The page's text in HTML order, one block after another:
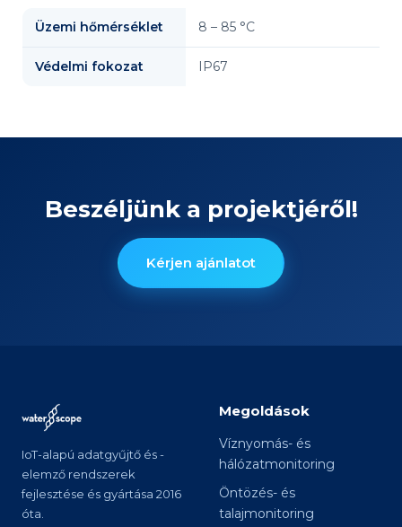
Üzemi hőmérséklet 8 – 85 °C
Védelmi fokozat IP67
Beszéljünk a projektjéről!
Kérjen ajánlatot
IoT-alapú adatgyűjtő és -
elemző rendszerek
fejlesztése és gyártása 2016
óta.
Megoldások
Víznyomás- és
hálózatmonitoring
Öntözés- és
talajmonitoring